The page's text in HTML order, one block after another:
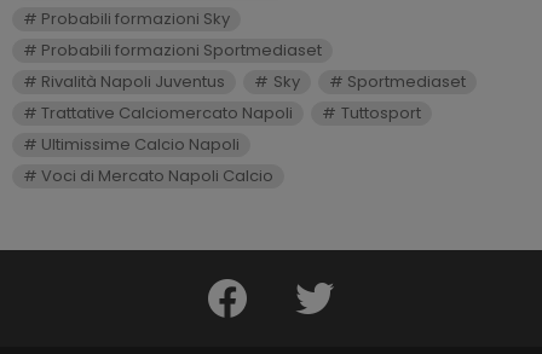
Probabili formazioni Sky
Probabili formazioni Sportmediaset
Rivalità Napoli Juventus
Sky
Sportmediaset
Trattative Calciomercato Napoli
Tuttosport
Ultimissime Calcio Napoli
Voci di Mercato Napoli Calcio
facebook twitter